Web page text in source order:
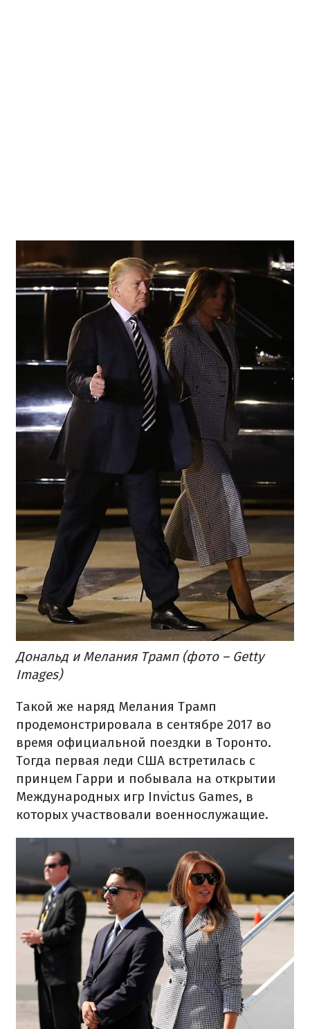
Дональд и Мелания Трамп (фото – Getty
Images)
Такой же наряд Мелания Трамп
продемонстрировала в сентябре 2017 во
время официальной поездки в Торонто.
Тогда первая леди США встретилась с
принцем Гарри и побывала на открытии
Международных игр Invictus Games, в
которых участвовали военнослужащие.